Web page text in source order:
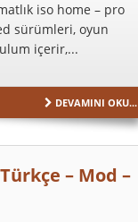
iso home – pro
sürümleri, oyun
içerir,...
DEVAMINI OKU...
– Mod –